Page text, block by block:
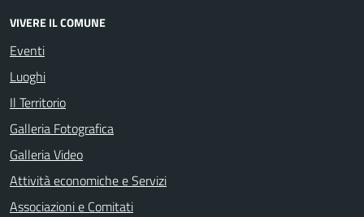
VIVERE IL COMUNE
Eventi
Luoghi
Il Territorio
Galleria Fotografica
Galleria Video
Attività economiche e Servizi
Associazioni e Comitati